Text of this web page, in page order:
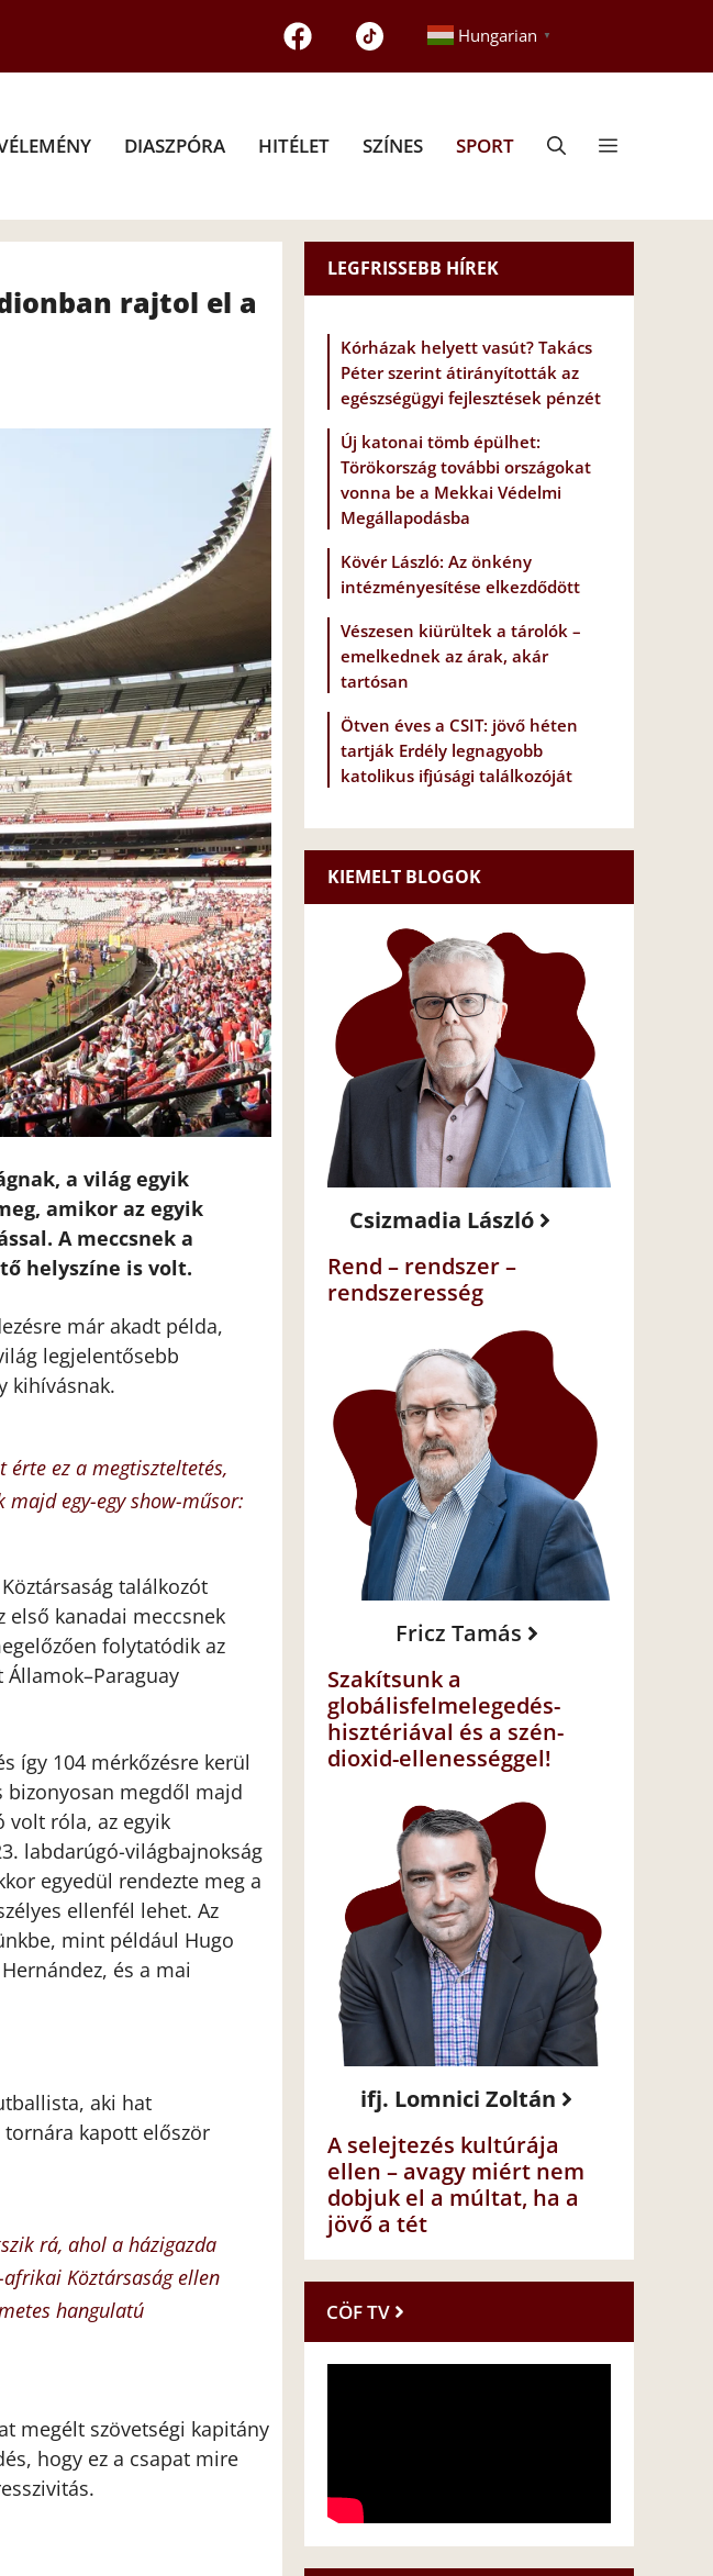
Hungarian ▼
DIASZPÓRA HITÉLET SZÍNES SPORT
rajtol el a
a világ egyik
amikor az egyik
A meccsnek a
helyszíne is volt.
már akadt példa,
legjelentősebb
kihívásnak.
érte ez a megtiszteltetés,
egy-egy show-műsor:
találkozót
első kanadai meccsnek
folytatódik az
így 104 mérkőzésre kerül
bizonyosan megdől majd
volt róla, az egyik
labdarúgó-világbajnokság
egyedül rendezte meg a
ellenfél lehet. Az
mint például Hugo
és a mai
aki hat
tornára kapott először
rá, ahol a házigazda
Köztársaság ellen
hangulatú
megélt szövetségi kapitány
hogy ez a csapat mire
LEGFRISSEBB HÍREK
Kórházak helyett vasút? Takács
Péter szerint átirányították az
egészségügyi fejlesztések pénzét
Új katonai tömb épülhet:
Törökország további országokat
vonna be a Mekkai Védelmi
Megállapodásba
Kövér László: Az önkény
intézményesítése elkezdődött
Vészesen kiürültek a tárolók –
emelkednek az árak, akár
tartósan
Ötven éves a CSIT: jövő héten
tartják Erdély legnagyobb
katolikus ifjúsági találkozóját
KIEMELT BLOGOK
Csizmadia László
Rend – rendszer –
rendszeresség
Fricz Tamás
Szakítsunk a
globálisfelmelegedés-
hisztériával és a szén-
dioxid-ellenességgel!
ifj. Lomnici Zoltán
A selejtezés kultúrája
ellen – avagy miért nem
dobjuk el a múltat, ha a
jövő a tét
CÖF TV